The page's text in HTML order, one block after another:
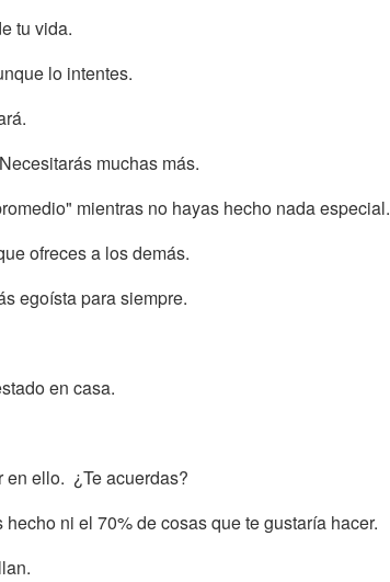
tu vida.
lo intentes.
muchas más.
mientras no hayas hecho nada especial.
ofreces a los demás.
egoísta para siempre.
en casa.
en ello. ¿Te acuerdas?
ni el 70% de cosas que te gustaría hacer.